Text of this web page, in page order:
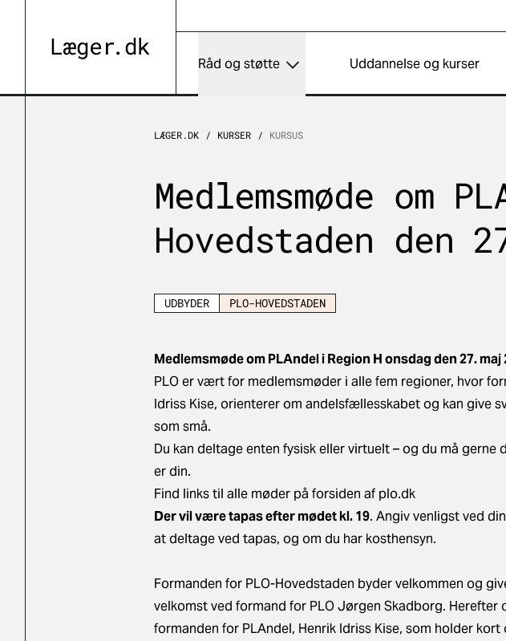
Råd og støtte Uddannelse og kurser
LÆGER.DK KURSER KURSUS
Medlemsmøde om
Hovedstaden den
UDBYDER PLO-HOVEDSTADEN
Medlemsmøde om PLAndel i Region H onsdag den 27. maj
PLO er vært for medlemsmøder i alle fem regioner, hvor
Idriss Kise, orienterer om andelsfællesskabet og kan give
som små.
Du kan deltage enten fysisk eller virtuelt – og du må gerne
er din.
Find links til alle møder på forsiden af plo.dk
Der vil være tapas efter mødet kl. 19. Angiv venligst ved
at deltage ved tapas, og om du har kosthensyn.
Formanden for PLO-Hovedstaden byder velkommen og
velkomst ved formand for PLO Jørgen Skadborg. Herefter
formanden for PLAndel, Henrik Idriss Kise, som holder